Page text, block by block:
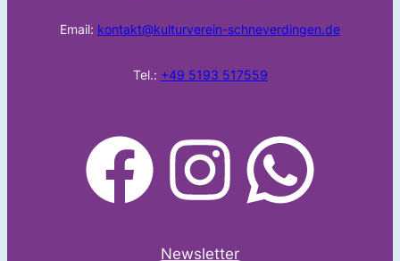
Email: kontakt@kulturverein-schneverdingen.de
Tel.: +49 5193 517559
facebook Instagram WhatsApp
Newsletter